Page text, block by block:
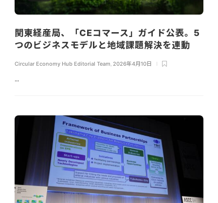
関東経産局、「CEコマース」ガイド公表。5
つのビジネスモデルと地域課題解決を連動
Circular Economy Hub Editorial Team, 2026年4月10日
...